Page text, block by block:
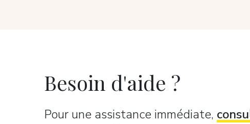
Besoin d'aide ?
Pour une assistance immédiate,